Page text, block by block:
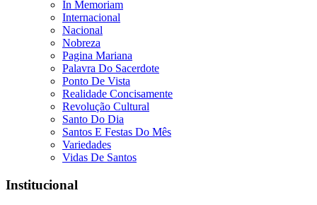
In Memoriam
Internacional
Nacional
Nobreza
Pagina Mariana
Palavra Do Sacerdote
Ponto De Vista
Realidade Concisamente
Revolução Cultural
Santo Do Dia
Santos E Festas Do Mês
Variedades
Vidas De Santos
Institucional